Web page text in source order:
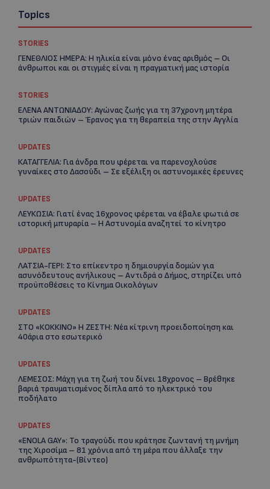
Topics
STORIES
ΓΕΝΕΘΛΙΟΣ ΗΜΕΡΑ: Η ηλικία είναι μόνο ένας αριθμός – Οι
άνθρωποι και οι στιγμές είναι η πραγματική μας ιστορία
STORIES
ΕΛΕΝΑ ΑΝΤΩΝΙΑΔΟΥ: Αγώνας ζωής για τη 37χρονη μητέρα
τριών παιδιών – Έρανος για τη θεραπεία της στην Αγγλία
UPDATES
ΚΑΤΑΓΓΕΛΙΑ: Για άνδρα που φέρεται να παρενοχλούσε
γυναίκες στο Δασούδι – Σε εξέλιξη οι αστυνομικές έρευνες
UPDATES
ΛΕΥΚΩΣΙΑ: Γιατί ένας 16χρονος φέρεται να έβαλε φωτιά σε
ιστορική μπυραρία – Η Αστυνομία αναζητεί το κίνητρο
UPDATES
ΛΑΤΣΙΑ-ΓΕΡΙ: Στο επίκεντρο η δημιουργία δομών για
ασυνόδευτους ανήλικους – Αντιδρά ο Δήμος, στηρίζει υπό
προϋποθέσεις το Κίνημα Οικολόγων
UPDATES
ΣΤΟ «ΚΟΚΚΙΝΟ» Η ΖΕΣΤΗ: Νέα κίτρινη προειδοποίηση και
40άρια στο εσωτερικό
UPDATES
ΛΕΜΕΣΟΣ: Μάχη για τη ζωή του δίνει 18χρονος – Βρέθηκε
βαριά τραυματισμένος δίπλα από το ηλεκτρικό του
ποδήλατο
UPDATES
«ENOLA GAY»: Το τραγούδι που κράτησε ζωντανή τη μνήμη
της Χιροσίμα – 81 χρόνια από τη μέρα που άλλαξε την
ανθρωπότητα-(Bίντεο)